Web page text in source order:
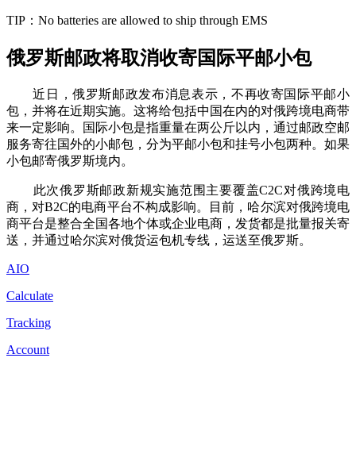
TIP：No batteries are allowed to ship through EMS
俄罗斯邮政将取消收寄国际平邮小包
近日，俄罗斯邮政发布消息表示，不再收寄国际平邮小
包，并将在近期实施。这将给包括中国在内的对俄跨境电商带
来一定影响。国际小包是指重量在两公斤以内，通过邮政空邮
服务寄往国外的小邮包，分为平邮小包和挂号小包两种。如果
小包邮寄俄罗斯境内。
此次俄罗斯邮政新规实施范围主要覆盖C2C对俄跨境电
商，对B2C的电商平台不构成影响。目前，哈尔滨对俄跨境电
商平台是整合全国各地个体或企业电商，发货都是批量报关寄
送，并通过哈尔滨对俄货运包机专线，运送至俄罗斯。
AIO
Calculate
Tracking
Account